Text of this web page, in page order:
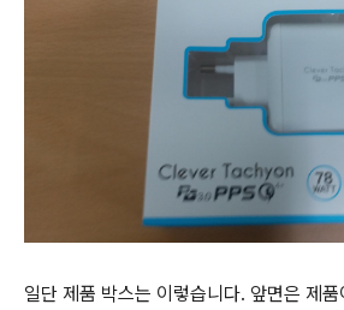
일단 제품 박스는 이렇습니다. 앞면은 제